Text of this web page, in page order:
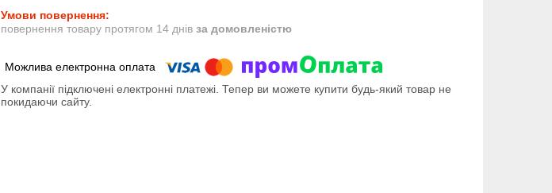
повернення товару протягом 14 днів за домовленістю
У компанії підключені електронні платежі. Тепер ви можете купити будь-який товар не
покидаючи сайту.